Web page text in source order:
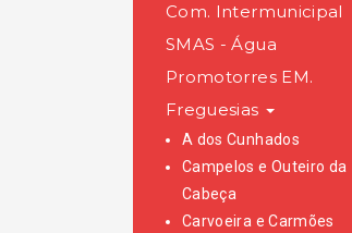
Com. Intermunicipal
SMAS - Água
Promotorres EM.
Freguesias
A dos Cunhados
Campelos e Outeiro da
Cabeça
Carvoeira e Carmões